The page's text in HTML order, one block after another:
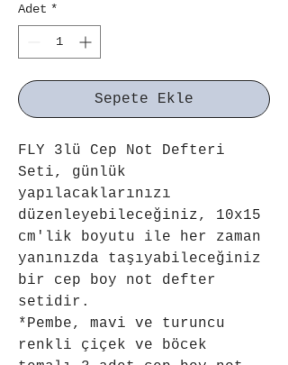
Adet *
Sepete Ekle
FLY 3lü Cep Not Defteri
Seti, günlük
yapılacaklarınızı
düzenleyebileceğiniz, 10x15
cm'lik boyutu ile her zaman
yanınızda taşıyabileceğiniz
bir cep boy not defter
setidir.
*Pembe, mavi ve turuncu
renkli çiçek ve böcek